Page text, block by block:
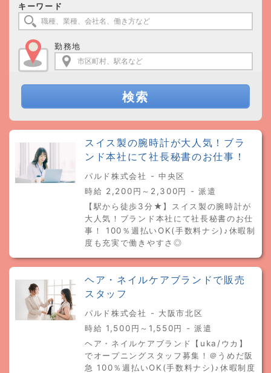
キーワード
勤務地
検索
スイス製の腕時計が大人気！ブラ
ンド本社にて社長秘書のお仕事！
パルド株式会社 - 中央区
時給 2,200円～2,300円 - 派遣
【駅から徒歩3分★】スイス製の腕時計が
大人気！ブランド本社にて社長秘書のお仕
事！ 100％週払いOK(手数料ナシ)♪休暇制
度も充実で働きやすさ◎
ヘア・ネイルケアブランドで販売
スタッフ
パルド株式会社 - 大阪市北区
時給 1,500円～1,550円 - 派遣
ヘア・ネイルケアブランド【uka/ウカ】
でオープニングスタッフ募集！＠うめだ阪
急 100％週払いOK(手数料ナシ)♪休暇制度